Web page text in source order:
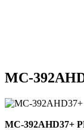
MC-
MC-392AHD37+